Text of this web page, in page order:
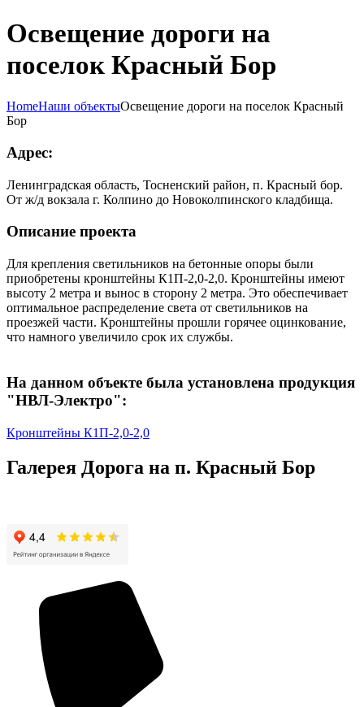
Освещение дороги на
поселок Красный Бор
HomeНаши объектыОсвещение дороги на поселок Красный
Бор
Адрес:
Ленинградская область, Тосненский район, п. Красный бор.
От ж/д вокзала г. Колпино до Новоколпинского кладбища.
Описание проекта
Для крепления светильников на бетонные опоры были
приобретены кронштейны К1П-2,0-2,0. Кронштейны имеют
высоту 2 метра и вынос в сторону 2 метра. Это обеспечивает
оптимальное распределение света от светильников на
проезжей части. Кронштейны прошли горячее оцинкование,
что намного увеличило срок их службы.
На данном объекте была установлена продукция
"НВЛ-Электро":
Кронштейны К1П-2,0-2,0
Галерея Дорога на п. Красный Бор